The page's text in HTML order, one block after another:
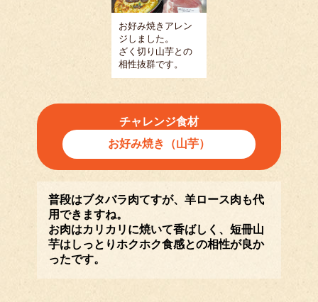
お好み焼きアレン
ジしました。
ざく切り山芋との
相性抜群です。
チャレンジ食材
お好み焼き（山芋）
普段はブタバラ肉てすが、羊ロース肉も代
用できますね。
お肉はカリカリに焼いて香ばしく、短冊山
芋はしっとりホクホク食感との相性が良か
ったです。